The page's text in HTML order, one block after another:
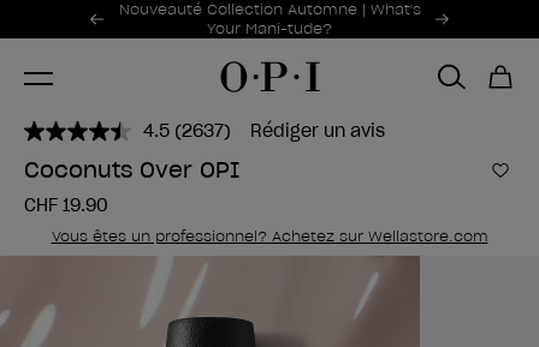
Offres promotionnelles
Nouveauté Collection Automne | What's
Your Mani-tude?
Item 1 of 2
4.5 Lire
2637
avis.
la
même
page.
(2637) Rédiger un avis
Coconuts Over OPI
CHF 19.90
Vous êtes un professionnel? Achetez sur Wellastore.com